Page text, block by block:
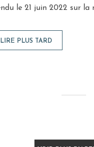
le 21 juin 2022 sur
LIRE PLUS TARD